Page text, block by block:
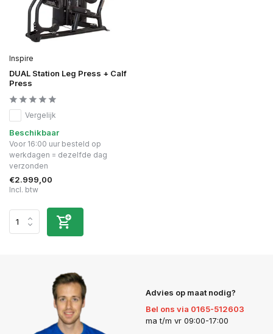
Inspire
DUAL Station Leg Press + Calf
Press
Vergelijk
Beschikbaar
Voor 16:00 uur besteld op
werkdagen = dezelfde dag
verzonden
€2.999,00
Incl. btw
Advies op maat nodig?
Bel ons via 0165-512603
ma t/m vr 09:00-17:00